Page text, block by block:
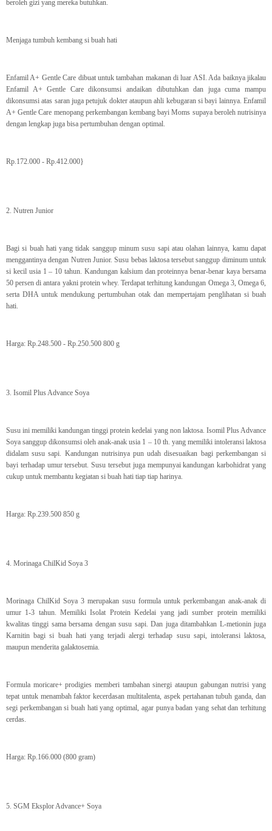
beroleh gizi yang mereka butuhkan.
Menjaga tumbuh kembang si buah hati
Enfamil A+ Gentle Care dibuat untuk tambahan makanan di luar ASI. Ada baiknya jikalau
Enfamil A+ Gentle Care dikonsumsi andaikan dibutuhkan dan juga cuma mampu
dikonsumsi atas saran juga petujuk dokter ataupun ahli kebugaran si bayi lainnya. Enfamil
A+ Gentle Care menopang perkembangan kembang bayi Moms supaya beroleh nutrisinya
dengan lengkap juga bisa pertumbuhan dengan optimal.
Rp.172.000 - Rp.412.000}
2. Nutren Junior
Bagi si buah hati yang tidak sanggup minum susu sapi atau olahan lainnya, kamu dapat
menggantinya dengan Nutren Junior. Susu bebas laktosa tersebut sanggup diminum untuk
si kecil usia 1 – 10 tahun. Kandungan kalsium dan proteinnya benar-benar kaya bersama
50 persen di antara yakni protein whey. Terdapat terhitung kandungan Omega 3, Omega 6,
serta DHA untuk mendukung pertumbuhan otak dan mempertajam penglihatan si buah
hati.
Harga: Rp.248.500 - Rp.250.500 800 g
3. Isomil Plus Advance Soya
Susu ini memiliki kandungan tinggi protein kedelai yang non laktosa. Isomil Plus Advance
Soya sanggup dikonsumsi oleh anak-anak usia 1 – 10 th. yang memiliki intoleransi laktosa
didalam susu sapi. Kandungan nutrisinya pun udah disesuaikan bagi perkembangan si
bayi terhadap umur tersebut. Susu tersebut juga mempunyai kandungan karbohidrat yang
cukup untuk membantu kegiatan si buah hati tiap tiap harinya.
Harga: Rp.239.500 850 g
4. Morinaga ChilKid Soya 3
Morinaga ChilKid Soya 3 merupakan susu formula untuk perkembangan anak-anak di
umur 1-3 tahun. Memiliki Isolat Protein Kedelai yang jadi sumber protein memiliki
kwalitas tinggi sama bersama dengan susu sapi. Dan juga ditambahkan L-metionin juga
Karnitin bagi si buah hati yang terjadi alergi terhadap susu sapi, intoleransi laktosa,
maupun menderita galaktosemia.
Formula moricare+ prodigies memberi tambahan sinergi ataupun gabungan nutrisi yang
tepat untuk menambah faktor kecerdasan multitalenta, aspek pertahanan tubuh ganda, dan
segi perkembangan si buah hati yang optimal, agar punya badan yang sehat dan terhitung
cerdas.
Harga: Rp.166.000 (800 gram)
5. SGM Eksplor Advance+ Soya